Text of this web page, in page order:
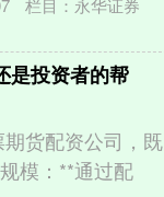
是投资者的帮
货配资公司，既
模：**通过配